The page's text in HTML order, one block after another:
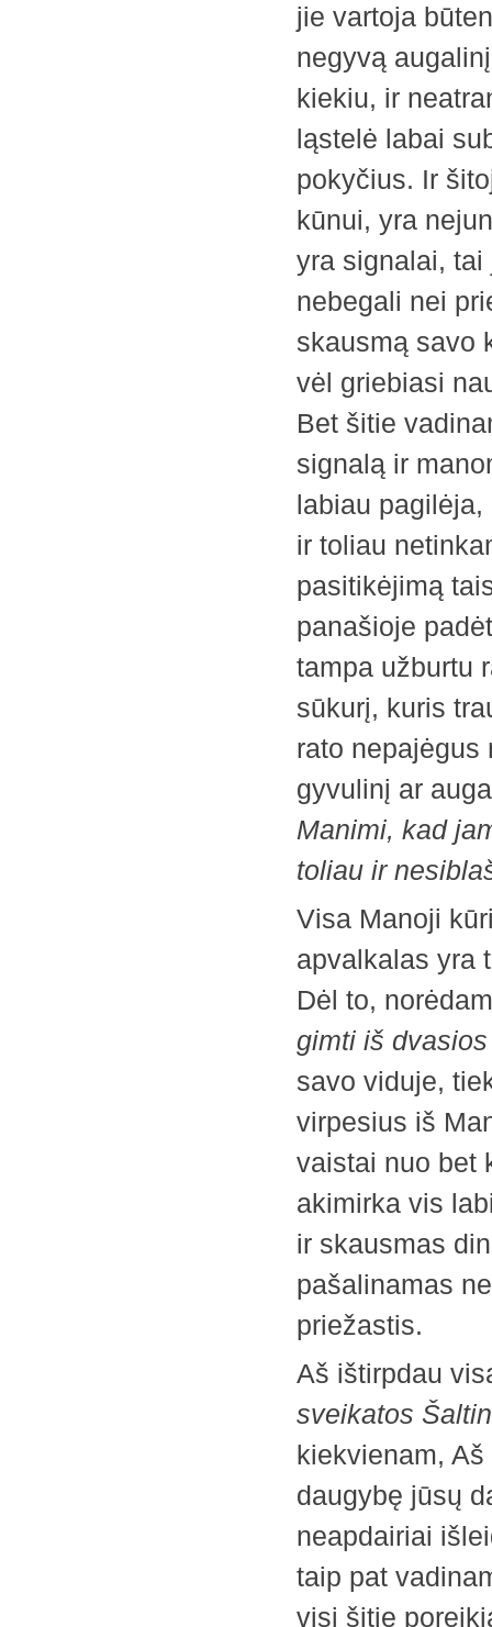
jie vartoja
negyvą
kiekiu, ir
ląstelė labai
pokyčius. Ir
kūnui, yra
yra signalai,
nebegali nei
skausmą savo
vėl griebiasi
Bet šitie
signalą ir
labiau
ir toliau
pasitikėjimą
panašioje
tampa užburtu
sūkurį, kuris
rato nepajėgus
gyvulinį ar
Manimi, kad
toliau ir
Visa Manoji
apvalkalas yra
Dėl to,
gimti iš dvasios
savo viduje,
virpesius iš
vaistai nuo bet
akimirka vis
ir skausmas
pašalinamas
priežastis.
Aš ištirpdau
sveikatos
kiekvienam,
daugybę jūsų
neapdairiai
taip pat
visi šitie